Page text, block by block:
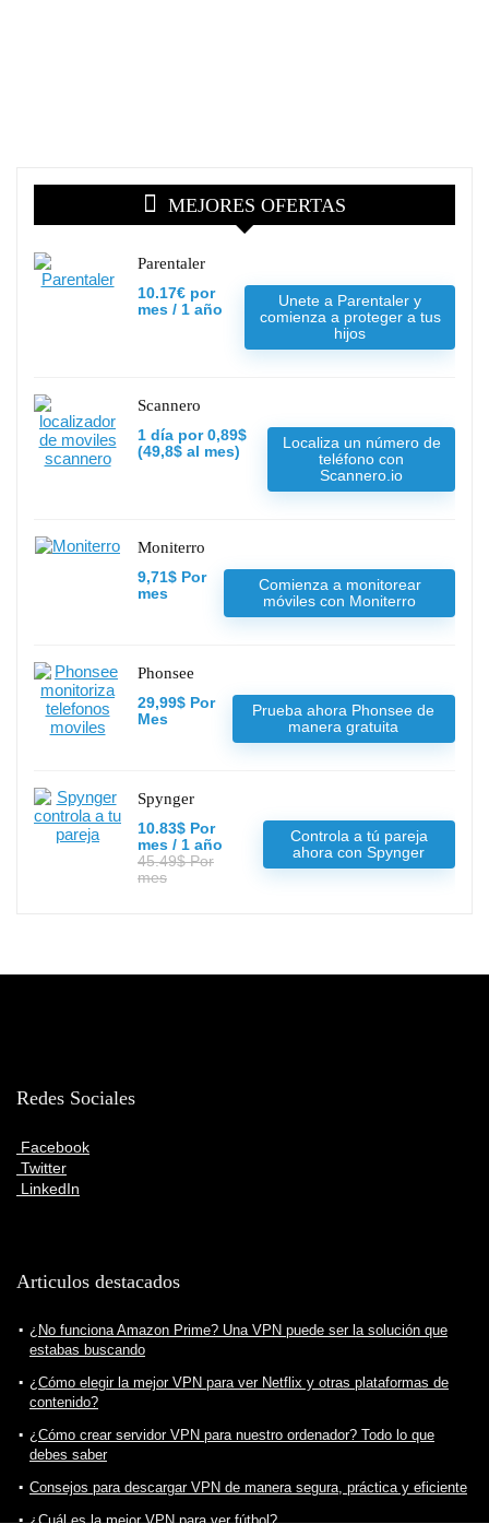
MEJORES OFERTAS
Parentaler
10.17€ por
mes / 1 año
Unete a Parentaler y
comienza a proteger a tus
hijos
Scannero
1 día por 0,89$
(49,8$ al mes)
Localiza un número de
teléfono con
Scannero.io
Moniterro
9,71$ Por
mes
Comienza a monitorear
móviles con Moniterro
Phonsee
29,99$ Por
Mes
Prueba ahora Phonsee de
manera gratuita
Spynger
10.83$ Por
mes / 1 año
45.49$ Por
mes
Controla a tú pareja
ahora con Spynger
Redes Sociales
Facebook
Twitter
LinkedIn
Articulos destacados
¿No funciona Amazon Prime? Una VPN puede ser la solución que
estabas buscando
¿Cómo elegir la mejor VPN para ver Netflix y otras plataformas de
contenido?
¿Cómo crear servidor VPN para nuestro ordenador? Todo lo que
debes saber
Consejos para descargar VPN de manera segura, práctica y eficiente
¿Cuál es la mejor VPN para ver fútbol?